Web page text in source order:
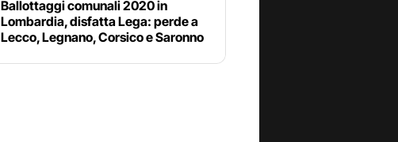
Ballottaggi comunali 2020 in
Lombardia, disfatta Lega: perde a
Lecco, Legnano, Corsico e Saronno